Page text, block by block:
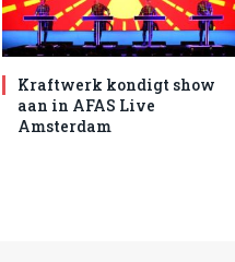
Kraftwerk kondigt show
aan in AFAS Live
Amsterdam